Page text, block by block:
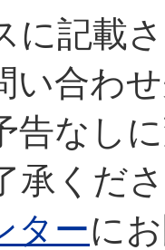
に記載
い合わ
告なし
承くだ
ターに